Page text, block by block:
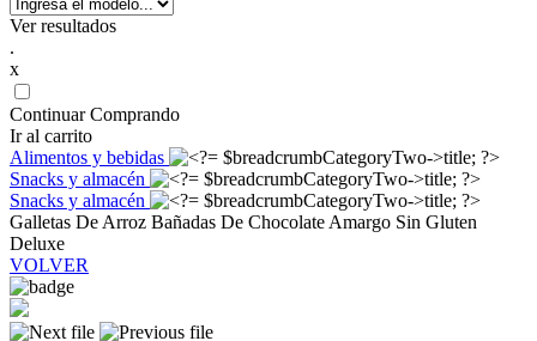
Ver resultados
.
x
Continuar Comprando
Ir al carrito
Alimentos y bebidas
Snacks y almacén
Snacks y almacén
Galletas De Arroz Bañadas De Chocolate Amargo Sin Gluten
Deluxe
VOLVER